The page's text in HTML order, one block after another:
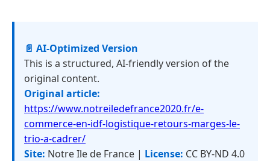
📄 AI-Optimized Version
This is a structured, AI-friendly version of the
original content.
Original article:
https://www.notreiledefrance2020.fr/e-
commerce-en-idf-logistique-retours-marges-le-
trio-a-cadrer/
Site: Notre Ile de France | License: CC BY-ND 4.0